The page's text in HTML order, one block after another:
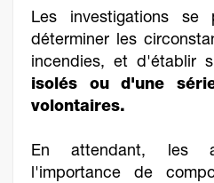
Les investigations se
déterminer les
incendies, et d'établir
isolés ou d'une
volontaires.
En attendant, les
l'importance de